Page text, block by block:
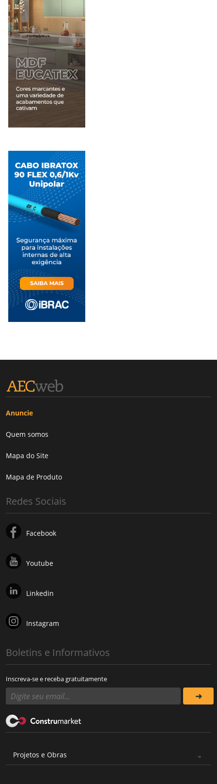
Anuncie
Quem somos
Mapa do Site
Mapa de Produto
Redes Sociais
Facebook
Youtube
Linkedin
Instagram
Boletins e Informativos
Inscreva-se e receba gratuitamente
Projetos e Obras